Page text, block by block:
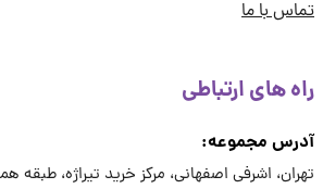
با ما
های ارتباطی
مجموعه:
اشرفی اصفهانی، مرکز خرید تیراژه، طبقه همکف ،